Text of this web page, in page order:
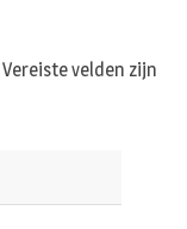
Vereiste velden zijn